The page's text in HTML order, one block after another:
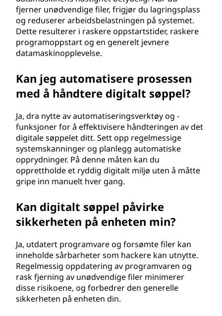
fjerner unødvendige filer, frigjør du lagringsplass
og reduserer arbeidsbelastningen på systemet.
Dette resulterer i raskere oppstartstider, raskere
programoppstart og en generelt jevnere
datamaskinopplevelse.
Kan jeg automatisere prosessen
med å håndtere digitalt søppel?
Ja, dra nytte av automatiseringsverktøy og -
funksjoner for å effektivisere håndteringen av det
digitale søppelet ditt. Sett opp regelmessige
systemskanninger og planlegg automatiske
opprydninger. På denne måten kan du
opprettholde et ryddig digitalt miljø uten å måtte
gripe inn manuelt hver gang.
Kan digitalt søppel påvirke
sikkerheten på enheten min?
Ja, utdatert programvare og forsømte filer kan
inneholde sårbarheter som hackere kan utnytte.
Regelmessig oppdatering av programvaren og
rask fjerning av unødvendige filer minimerer
disse risikoene, og forbedrer den generelle
sikkerheten på enheten din.